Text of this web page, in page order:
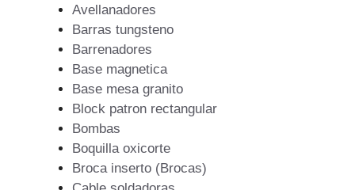
Avellanadores
Barras tungsteno
Barrenadores
Base magnetica
Base mesa granito
Block patron rectangular
Bombas
Boquilla oxicorte
Broca inserto (Brocas)